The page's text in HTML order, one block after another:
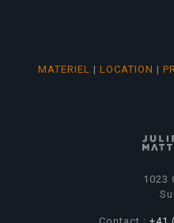
MATERIEL | LOCATION |
1023